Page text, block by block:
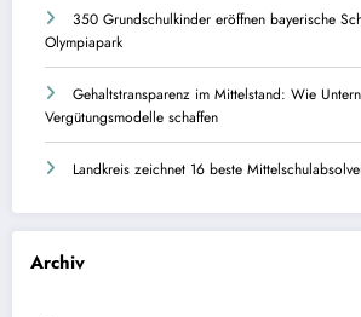
350 Grundschulkinder eröffnen bayerische
Olympiapark
Gehaltstransparenz im Mittelstand: Wie
Vergütungsmodelle schaffen
Landkreis zeichnet 16 beste
Archiv